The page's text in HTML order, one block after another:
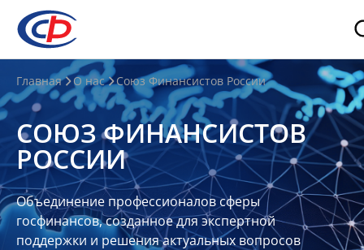
О
нас
О
СФР
Совет
Союза
Участники
Главная О нас Союз Финансистов России
СОЮЗ ФИНАНСИСТОВ
РОССИИ
Объединение профессионалов сферы
госфинансов, созданное для экспертной
поддержки и решения актуальных вопросов